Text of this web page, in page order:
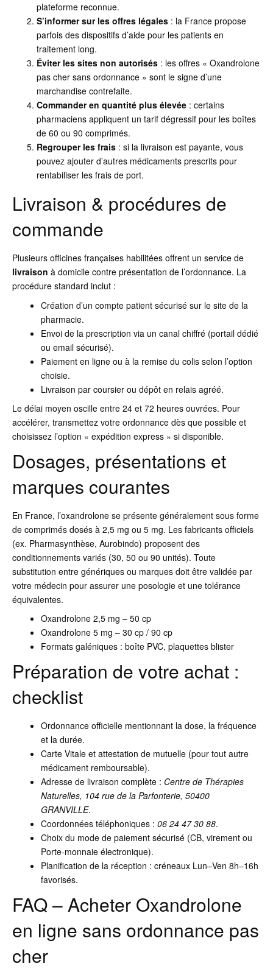
plateforme reconnue.
S’informer sur les offres légales : la France propose
parfois des dispositifs d’aide pour les patients en
traitement long.
Éviter les sites non autorisés : les offres « Oxandrolone
pas cher sans ordonnance » sont le signe d’une
marchandise contrefaite.
Commander en quantité plus élevée : certains
pharmaciens appliquent un tarif dégressif pour les boîtes
de 60 ou 90 comprimés.
Regrouper les frais : si la livraison est payante, vous
pouvez ajouter d’autres médicaments prescrits pour
rentabiliser les frais de port.
Livraison & procédures de
commande
Plusieurs officines françaises habilitées offrent un service de
livraison à domicile contre présentation de l’ordonnance. La
procédure standard inclut :
Création d’un compte patient sécurisé sur le site de la
pharmacie.
Envoi de la prescription via un canal chiffré (portail dédié
ou email sécurisé).
Paiement en ligne ou à la remise du colis selon l’option
choisie.
Livraison par coursier ou dépôt en relais agréé.
Le délai moyen oscille entre 24 et 72 heures ouvrées. Pour
accélérer, transmettez votre ordonnance dès que possible et
choisissez l’option « expédition express » si disponible.
Dosages, présentations et
marques courantes
En France, l’oxandrolone se présente généralement sous forme
de comprimés dosés à 2,5 mg ou 5 mg. Les fabricants officiels
(ex. Pharmasynthèse, Aurobindo) proposent des
conditionnements variés (30, 50 ou 90 unités). Toute
substitution entre génériques ou marques doit être validée par
votre médecin pour assurer une posologie et une tolérance
équivalentes.
Oxandrolone 2,5 mg – 50 cp
Oxandrolone 5 mg – 30 cp / 90 cp
Formats galéniques : boîte PVC, plaquettes blister
Préparation de votre achat :
checklist
Ordonnance officielle mentionnant la dose, la fréquence
et la durée.
Carte Vitale et attestation de mutuelle (pour tout autre
médicament remboursable).
Adresse de livraison complète : Centre de Thérapies
Naturelles, 104 rue de la Parfonterie, 50400
GRANVILLE.
Coordonnées téléphoniques : 06 24 47 30 88.
Choix du mode de paiement sécurisé (CB, virement ou
Porte-monnaie électronique).
Planification de la réception : créneaux Lun–Ven 8h–16h
favorisés.
FAQ – Acheter Oxandrolone
en ligne sans ordonnance pas
cher